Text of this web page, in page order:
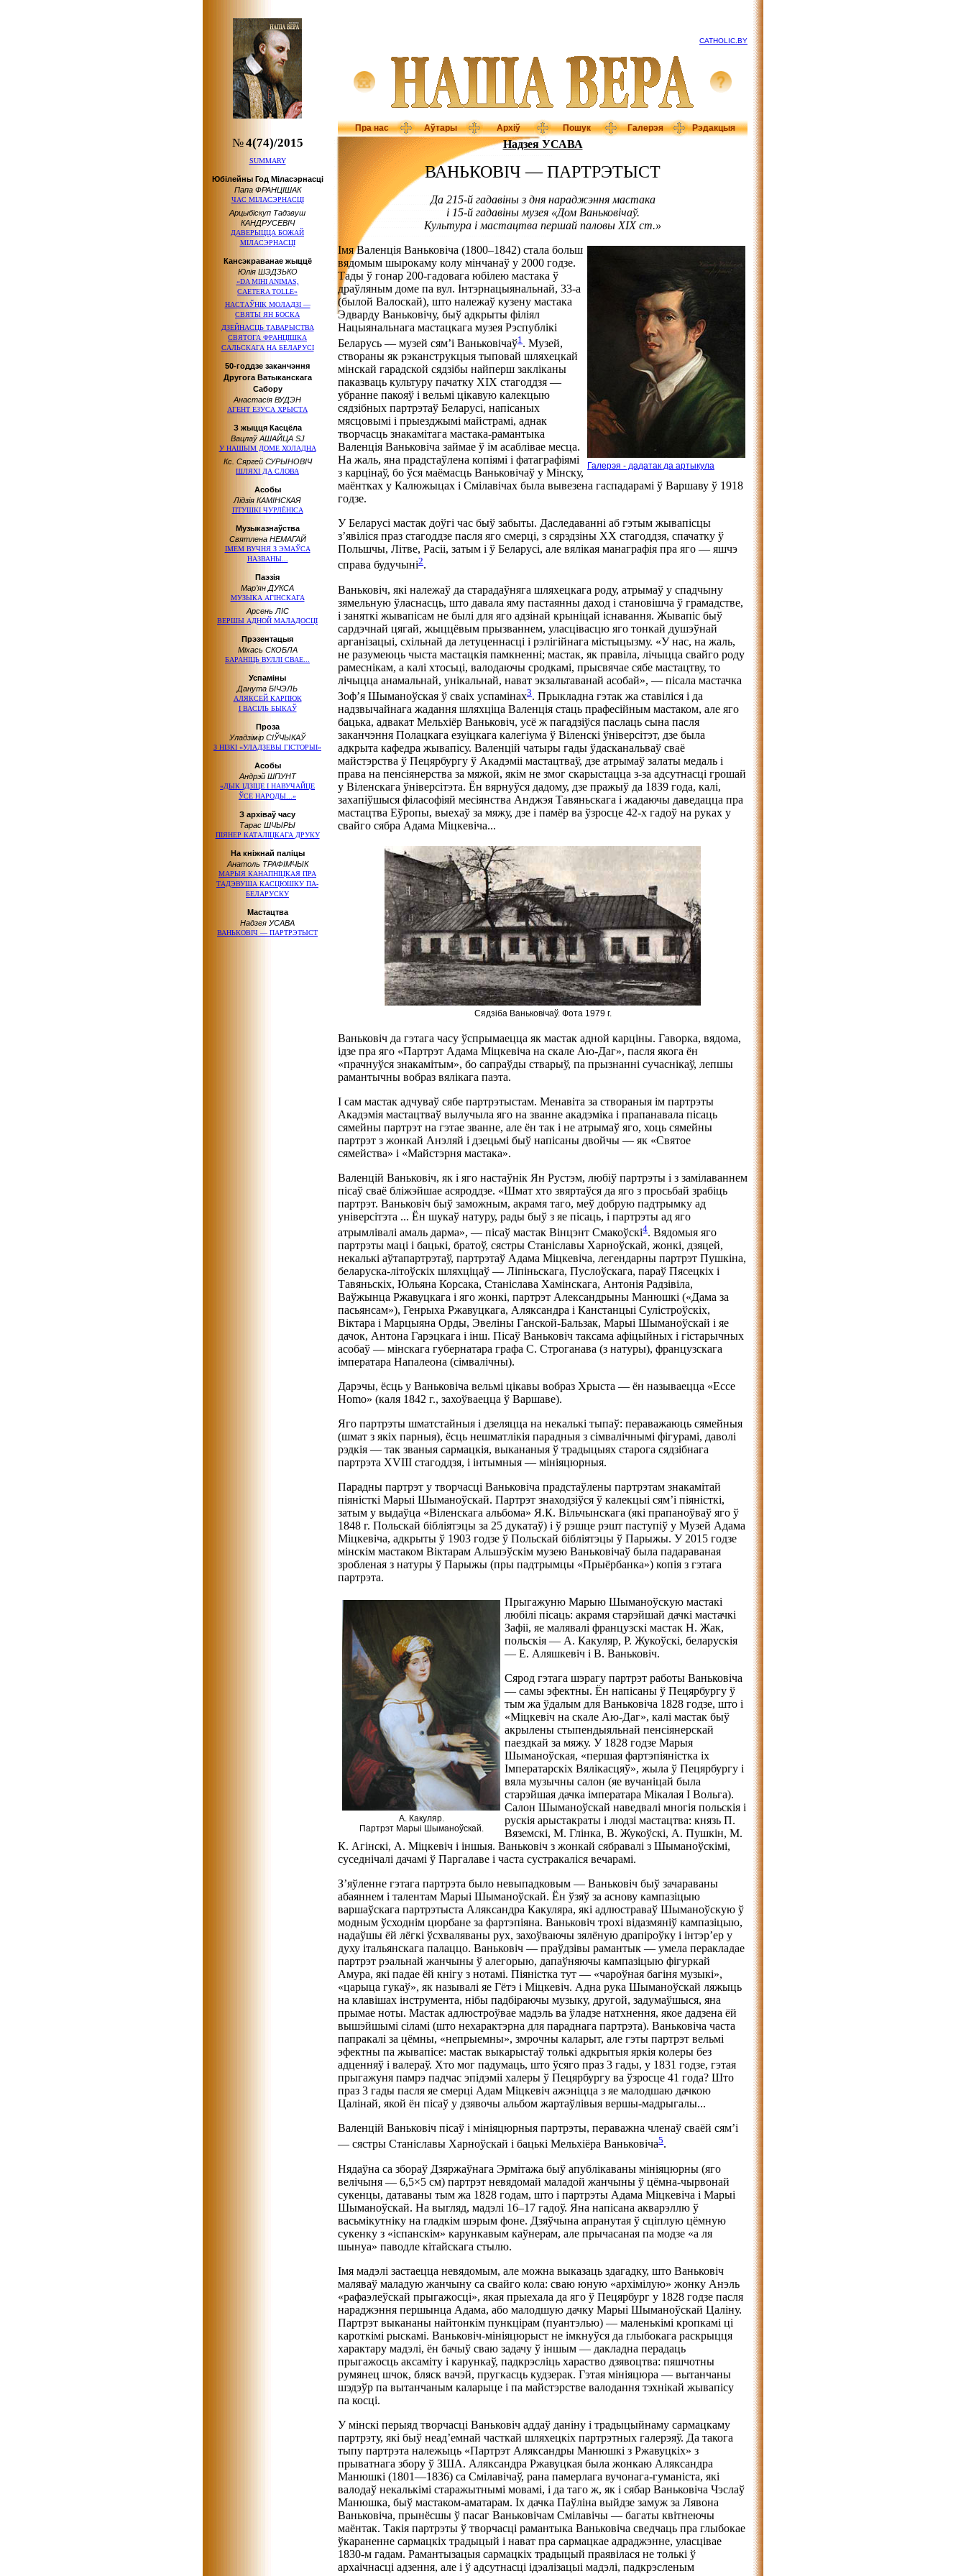
CATHOLIC.BY
Пра нас Аўтары Архіў Пошук Галерэя Рэдакцыя
№4(74)/2015
SUMMARY
Юбілейны Год Міласэрнасці
Папа ФРАНЦІШАК
ЧАС МІЛАСЭРНАСЦІ
Арцыбіскуп Тадэвуш
КАНДРУСЕВІЧ
ДАВЕРЫЦЦА БОЖАЙ
МІЛАСЭРНАСЦІ
Кансэкраванае жыццё
Юлія ШЭДЗЬКО
«DA MIHI ANIMAS,
CAETERA TOLLE»
НАСТАЎНІК МОЛАДЗІ —
СВЯТЫ ЯН БОСКА
ДЗЕЙНАСЦЬ ТАВАРЫСТВА
СВЯТОГА ФРАНЦІШКА
САЛЬСКАГА НА БЕЛАРУСІ
50-годдзе заканчэння
Другога Ватыканскага
Сабору
Анастасія ВУДЭН
АГЕНТ ЕЗУСА ХРЫСТА
З жыцця Касцёла
Вацлаў АШАЙЦА SJ
У НАШЫМ ДОМЕ ХОЛАДНА
Кс. Сяргей СУРЫНОВІЧ
ШЛЯХІ ДА СЛОВА
Асобы
Лідзія КАМІНСКАЯ
ПТУШКІ ЧУРЛЁНІСА
Музыказнаўства
Святлена НЕМАГАЙ
ІМЕМ ВУЧНЯ З ЭМАЎСА
НАЗВАНЫ...
Паэзія
Мар’ян ДУКСА
МУЗЫКА АГІНСКАГА
Арсень ЛІС
ВЕРШЫ АДНОЙ МАЛАДОСЦІ
Прэзентацыя
Міхась СКОБЛА
БАРАНІЦЬ ВУЛЛІ СВАЕ...
Успаміны
Данута БІЧЭЛЬ
АЛЯКСЕЙ КАРПЮК
І ВАСІЛЬ БЫКАЎ
Проза
Уладзімір СІЎЧЫКАЎ
З НІЗКІ «УЛАДЗЕВЫ ГІСТОРЫІ»
Асобы
Андрэй ШПУНТ
«ДЫК ІДЗІЦЕ І НАВУЧАЙЦЕ
ЎСЕ НАРОДЫ...»
З архіваў часу
Тарас ШЧЫРЫ
ПІЯНЕР КАТАЛІЦКАГА ДРУКУ
На кніжнай паліцы
Анатоль ТРАФІМЧЫК
МАРЫЯ КАНАПНІЦКАЯ ПРА
ТАДЭВУША КАСЦЮШКУ ПА-
БЕЛАРУСКУ
Мастацтва
Надзея УСАВА
ВАНЬКОВІЧ — ПАРТРЭТЫСТ
Надзея УСАВА
ВАНЬКОВІЧ — ПАРТРЭТЫСТ
Да 215-й гадавіны з дня нараджэння мастака
і 15-й гадавіны музея «Дом Ваньковічаў.
Культура і мастацтва першай паловы ХIХ ст.»
Галерэя - дадатак да артыкула
Імя Валенція Ваньковіча (1800–1842) стала больш
вядомым шырокаму колу мінчанаў у 2000 годзе.
Тады ў гонар 200-гадовага юбілею мастака ў
драўляным доме па вул. Інтэрнацыянальнай, 33-а
(былой Валоскай), што належаў кузену мастака
Эдварду Ваньковічу, быў адкрыты філіял
Нацыянальнага мастацкага музея Рэспублікі
Беларусь — музей сям’і Ваньковічаў1. Музей,
створаны як рэканструкцыя тыповай шляхецкай
мінскай гарадской сядзібы найперш закліканы
паказваць культуру пачатку ХІХ стагоддзя —
убранне пакояў і вельмі цікавую калекцыю
сядзібных партрэтаў Беларусі, напісаных
мясцовымі і прыезджымі майстрамі, аднак
творчасць знакамітага мастака-рамантыка
Валенція Ваньковіча займае ў ім асаблівае месца.
На жаль, яна прадстаўлена копіямі і фатаграфіямі
з карцінаў, бо ўся маёмасць Ваньковічаў у Мінску,
маёнтках у Калюжыцах і Смілавічах была вывезена гаспадарамі ў Варшаву ў 1918
годзе.
У Беларусі мастак доўгі час быў забыты. Даследаванні аб гэтым жывапісцы
з’явіліся праз стагоддзе пасля яго смерці, з сярэдзіны ХХ стагоддзя, спачатку ў
Польшчы, Літве, Расіі, затым і ў Беларусі, але вялікая манаграфія пра яго — яшчэ
справа будучыні2.
Ваньковіч, які належаў да старадаўняга шляхецкага роду, атрымаў у спадчыну
зямельную ўласнасць, што давала яму пастаянны даход і становішча ў грамадстве,
і заняткі жывапісам не былі для яго адзінай крыніцай існавання. Жывапіс быў
сардэчнай цягай, жыццёвым прызваннем, уласцівасцю яго тонкай душэўнай
арганізацыі, схільнай да летуценнасці і рэлігійнага містыцызму. «У нас, на жаль,
не разумеюць чыста мастацкія памкненні; мастак, як правіла, лічыцца свайго роду
рамеснікам, а калі хтосьці, валодаючы сродкамі, прысвячае сябе мастацтву, то
лічыцца анамальнай, унікальнай, нават экзальтаванай асобай», — пісала мастачка
Зоф’я Шыманоўская ў сваіх успамінах3. Прыкладна гэтак жа ставіліся і да
надзвычайнага жадання шляхціца Валенція стаць прафесійным мастаком, але яго
бацька, адвакат Мельхіёр Ваньковіч, усё ж пагадзіўся паслаць сына пасля
заканчэння Полацкага езуіцкага калегіума ў Віленскі ўніверсітэт, дзе была
адкрыта кафедра жывапісу. Валенцій чатыры гады ўдасканальваў сваё
майстэрства ў Пецярбургу ў Акадэміі мастацтваў, дзе атрымаў залаты медаль і
права на пенсіянерства за мяжой, якім не змог скарыстацца з-за адсутнасці грошай
у Віленскага ўніверсітэта. Ён вярнуўся дадому, дзе пражыў да 1839 года, калі,
захапіўшыся філасофіяй месіянства Анджэя Тавяньскага і жадаючы даведацца пра
мастацтва Еўропы, выехаў за мяжу, дзе і памёр ва ўзросце 42-х гадоў на руках у
свайго сябра Адама Міцкевіча...
Сядзіба Ваньковічаў. Фота 1979 г.
Ваньковіч да гэтага часу ўспрымаецца як мастак адной карціны. Гаворка, вядома,
ідзе пра яго «Партрэт Адама Міцкевіча на скале Аю-Даг», пасля якога ён
«прачнуўся знакамітым», бо сапраўды стварыў, па прызнанні сучаснікаў, лепшы
рамантычны вобраз вялікага паэта.
І сам мастак адчуваў сябе партрэтыстам. Менавіта за створаныя ім партрэты
Акадэмія мастацтваў вылучыла яго на званне акадэміка і прапанавала пісаць
сямейны партрэт на гэтае званне, але ён так і не атрымаў яго, хоць сямейны
партрэт з жонкай Анэляй і дзецьмі быў напісаны двойчы — як «Святое
сямейства» і «Майстэрня мастака».
Валенцій Ваньковіч, як і яго настаўнік Ян Рустэм, любіў партрэты і з замілаваннем
пісаў сваё бліжэйшае асяроддзе. «Шмат хто звяртаўся да яго з просьбай зрабіць
партрэт. Ваньковіч быў заможным, акрамя таго, меў добрую падтрымку ад
універсітэта ... Ён шукаў натуру, рады быў з яе пісаць, і партрэты ад яго
атрымлівалі амаль дарма», — пісаў мастак Вінцэнт Смакоўскі4. Вядомыя яго
партрэты маці і бацькі, братоў, сястры Станіславы Харноўскай, жонкі, дзяцей,
некалькі аўтапартрэтаў, партрэтаў Адама Міцкевіча, легендарны партрэт Пушкіна,
беларуска-літоўскіх шляхціцаў — Ліпіньскага, Пуслоўскага, параў Пясецкіх і
Тавяньскіх, Юльяна Корсака, Станіслава Хамінскага, Антонія Радзівіла,
Ваўжынца Ржавуцкага і яго жонкі, партрэт Александрыны Манюшкі («Дама за
пасьянсам»), Генрыха Ржавуцкага, Аляксандра і Канстанцыі Сулістроўскіх,
Віктара і Марцыяна Орды, Эвеліны Ганской-Бальзак, Марыі Шыманоўскай і яе
дачок, Антона Гарэцкага і інш. Пісаў Ваньковіч таксама афіцыйных і гістарычных
асобаў — мінскага губернатара графа С. Строганава (з натуры), французскага
імператара Напалеона (сімвалічны).
Дарэчы, ёсць у Ваньковіча вельмі цікавы вобраз Хрыста — ён называецца «Ecce
Homo» (каля 1842 г., захоўваецца ў Варшаве).
Яго партрэты шматстайныя і дзеляцца на некалькі тыпаў: пераважаюць сямейныя
(шмат з якіх парныя), ёсць нешматлікія парадныя з сімвалічнымі фігурамі, даволі
рэдкія — так званыя сармацкія, выкананыя ў традыцыях старога сядзібнага
партрэта XVIII стагоддзя, і інтымныя — мініяцюрныя.
Парадны партрэт у творчасці Ваньковіча прадстаўлены партрэтам знакамітай
піяністкі Марыі Шыманоўскай. Партрэт знаходзіўся ў калекцыі сям’і піяністкі,
затым у выдаўца «Віленскага альбома» Я.К. Вільчынскага (які прапаноўваў яго ў
1848 г. Польскай бібліятэцы за 25 дукатаў) і ў рэшце рэшт паступіў у Музей Адама
Міцкевіча, адкрыты ў 1903 годзе ў Польскай бібліятэцы ў Парыжы. У 2015 годзе
мінскім мастаком Віктарам Альшэўскім музею Ваньковічаў была падараваная
зробленая з натуры ў Парыжы (пры падтрымцы «Прыёрбанка») копія з гэтага
партрэта.
А. Какуляр.
Партрэт Марыі Шыманоўскай.
Прыгажуню Марыю Шыманоўскую мастакі
любілі пісаць: акрамя старэйшай дачкі мастачкі
Зафіі, яе малявалі французскі мастак Н. Жак,
польскія — А. Какуляр, Р. Жукоўскі, беларускія
— Е. Аляшкевіч і В. Ваньковіч.
Сярод гэтага шэрагу партрэт работы Ваньковіча
— самы эфектны. Ён напісаны ў Пецярбургу ў
тым жа ўдалым для Ваньковіча 1828 годзе, што і
«Міцкевіч на скале Аю-Даг», калі мастак быў
акрылены стыпендыяльнай пенсіянерскай
паездкай за мяжу. У 1828 годзе Марыя
Шыманоўская, «першая фартэпіяністка іх
Імператарскіх Вялікасцяў», жыла ў Пецярбургу і
вяла музычны салон (яе вучаніцай была
старэйшая дачка імператара Мікалая I Вольга).
Салон Шыманоўскай наведвалі многія польскія і
рускія арыстакраты і людзі мастацтва: князь П.
Вяземскі, М. Глінка, В. Жукоўскі, А. Пушкін, М.
К. Агінскі, А. Міцкевіч і іншыя. Ваньковіч з жонкай сябравалі з Шыманоўскімі,
суседнічалі дачамі ў Паргалаве і часта сустракаліся вечарамі.
З’яўленне гэтага партрэта было невыпадковым — Ваньковіч быў зачараваны
абаяннем і талентам Марыі Шыманоўскай. Ён ўзяў за аснову кампазіцыю
варшаўскага партрэтыста Аляксандра Какуляра, які адлюстраваў Шыманоўскую ў
модным ўсходнім цюрбане за фартэпіяна. Ваньковіч трохі відазмяніў кампазіцыю,
надаўшы ёй лёгкі ўсхваляваны рух, захоўваючы зялёную драпіроўку і інтэр’ер у
духу італьянскага палаццо. Ваньковіч — праўдзівы рамантык — умела перакладае
партрэт рэальнай жанчыны ў алегорыю, дапаўняючы кампазіцыю фігуркай
Амура, які падае ёй кнігу з нотамі. Піяністка тут — «чароўная багіня музыкі»,
«царыца гукаў», як называлі яе Гётэ і Міцкевіч. Адна рука Шыманоўскай ляжыць
на клавішах інструмента, нібы падбіраючы музыку, другой, задумаўшыся, яна
прымае ноты. Мастак адлюстроўвае мадэль ва ўладзе натхнення, якое дадзена ёй
вышэйшымі сіламі (што нехарактэрна для параднага партрэта). Ваньковіча часта
папракалі за цёмны, «непрыемны», змрочны каларыт, але гэты партрэт вельмі
эфектны па жывапісе: мастак выкарыстаў толькі адкрытыя яркія колеры без
адценняў і валераў. Хто мог падумаць, што ўсяго праз 3 гады, у 1831 годзе, гэтая
прыгажуня памрэ падчас эпідэміі халеры ў Пецярбургу ва ўзросце 41 года? Што
праз 3 гады пасля яе смерці Адам Міцкевіч ажэніцца з яе малодшаю дачкою
Цалінай, якой ён пісаў у дзявочы альбом жартаўлівыя вершы-мадрыгалы...
Валенцій Ваньковіч пісаў і мініяцюрныя партрэты, пераважна членаў сваёй сям’і
— сястры Станіславы Харноўскай і бацькі Мельхіёра Ваньковіча5.
Нядаўна са збораў Дзяржаўнага Эрмітажа быў апублікаваны мініяцюрны (яго
велічыня — 6,5×5 см) партрэт невядомай маладой жанчыны ў цёмна-чырвонай
сукенцы, датаваны тым жа 1828 годам, што і партрэты Адама Міцкевіча і Марыі
Шыманоўскай. На выгляд, мадэлі 16–17 гадоў. Яна напісана акварэллю ў
васьмікутніку на гладкім шэрым фоне. Дзяўчына апранутая ў сціплую цёмную
сукенку з «іспанскім» карункавым каўнерам, але прычасаная па модзе «а ля
шынуа» паводле кітайскага стылю.
Імя мадэлі застаецца невядомым, але можна выказаць здагадку, што Ваньковіч
маляваў маладую жанчыну са свайго кола: сваю юную «архімілую» жонку Анэль
«рафаэлеўскай прыгажосці», якая прыехала да яго ў Пецярбург у 1828 годзе пасля
нараджэння першынца Адама, або малодшую дачку Марыі Шыманоўскай Цаліну.
Партрэт выкананы найтонкім пункцірам (пуантэлью) — маленькімі кропкамі ці
кароткімі рыскамі. Ваньковіч-мініяцюрыст не імкнуўся да глыбокага раскрыцця
характару мадэлі, ён бачыў сваю задачу ў іншым — дакладна перадаць
прыгажосць аксаміту і карункаў, падкрэсліць хараство дзявоцтва: пяшчотны
румянец шчок, бляск вачэй, пругкасць кудзерак. Гэтая мініяцюра — вытанчаны
шэдэўр па вытанчаным каларыце і па майстэрстве валодання тэхнікай жывапісу
па косці.
У мінскі перыяд творчасці Ваньковіч аддаў даніну і традыцыйнаму сармацкаму
партрэту, які быў неад’емнай часткай шляхецкіх партрэтных галерэяў. Да такога
тыпу партрэта належыць «Партрэт Аляксандры Манюшкі з Ржавуцкіх» з
прыватнага збору ў ЗША. Аляксандра Ржавуцкая была жонкаю Аляксандра
Манюшкі (1801—1836) са Смілавічаў, рана памерлага вучонага-гуманіста, які
валодаў некалькімі старажытнымі мовамі, і да таго ж, як і сябар Ваньковіча Чэслаў
Манюшка, быў мастаком-аматарам. Іх дачка Паўліна выйдзе замуж за Лявона
Ваньковіча, прынёсшы ў пасаг Ваньковічам Смілавічы — багаты квітнеючы
маёнтак. Такія партрэты ў творчасці рамантыка Ваньковіча сведчаць пра глыбокае
ўкараненне сармацкіх традыцый і нават пра сармацкае адраджэнне, уласцівае
1830-м гадам. Рамантызацыя сармацкіх традыцый праявілася не толькі ў
архаічнасці адзення, але і ў адсутнасці ідэалізацыі мадэлі, падкрэсленым